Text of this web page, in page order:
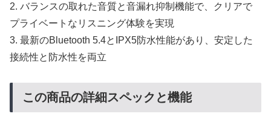
2. バランスの取れた音質と音漏れ抑制機能で、クリアで
プライベートなリスニング体験を実現
3. 最新のBluetooth 5.4とIPX5防水性能があり、安定した
接続性と防水性を両立
この商品の詳細スペックと機能